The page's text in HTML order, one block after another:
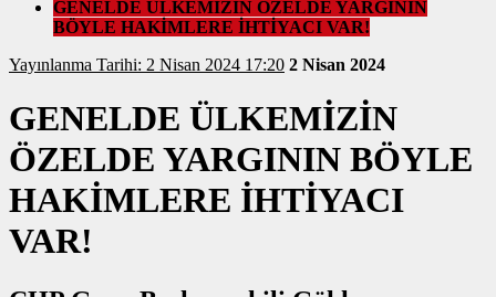
GENELDE ÜLKEMİZİN ÖZELDE YARGININ
BÖYLE HAKİMLERE İHTİYACI VAR!
Yayınlanma Tarihi: 2 Nisan 2024 17:20 2 Nisan 2024
GENELDE ÜLKEMİZİN
ÖZELDE YARGININ BÖYLE
HAKİMLERE İHTİYACI
VAR!